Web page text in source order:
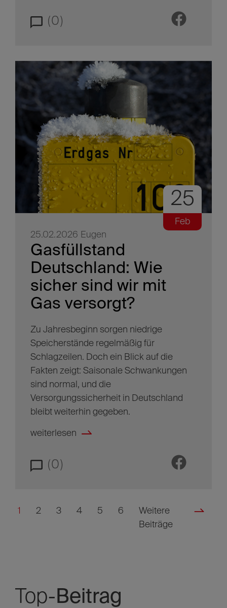
(0)
25
Feb
25.02.2026 Eugen
Gasfüllstand
Deutschland: Wie
sicher sind wir mit
Gas versorgt?
Zu Jahresbeginn sorgen niedrige
Speicherstände regelmäßig für
Schlagzeilen. Doch ein Blick auf die
Fakten zeigt: Saisonale Schwankungen
sind normal, und die
Versorgungssicherheit in Deutschland
bleibt weiterhin gegeben.
weiterlesen
(0)
1 2 3 4 5 6
Weitere
Beiträge
Top-Beitrag